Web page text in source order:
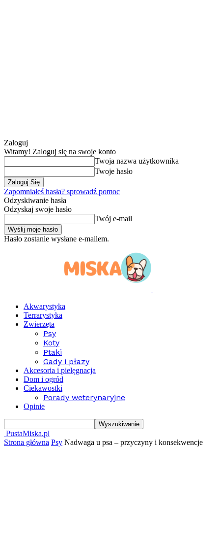
Zaloguj
Witamy! Zaloguj się na swoje konto
Twoja nazwa użytkownika
Twoje hasło
Zapomniałeś hasła? sprowadź pomoc
Odzyskiwanie hasła
Odzyskaj swoje hasło
Twój e-mail
Hasło zostanie wysłane e-mailem.
Akwarystyka
Terrarystyka
Zwierzęta
Psy
Koty
Ptaki
Gady i płazy
Akcesoria i pielęgnacja
Dom i ogród
Ciekawostki
Porady weterynaryjne
Opinie
PustaMiska.pl
Strona główna Psy Nadwaga u psa – przyczyny i konsekwencje